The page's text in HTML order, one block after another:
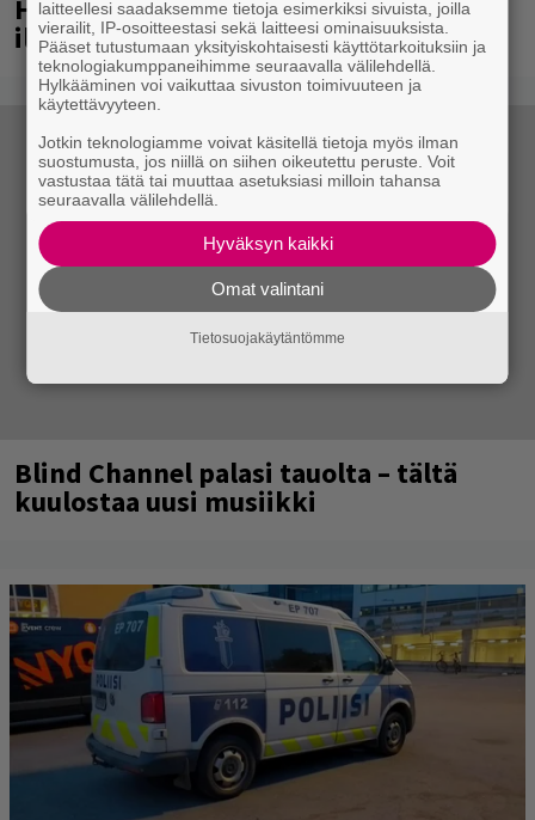
Helsingissä 10-vuotista taivaltaan –
ilmaistapahtumassa loistoesiintyjät
Blind Channel palasi tauolta – tältä
kuulostaa uusi musiikki
laitteellesi saadaksemme tietoja esimerkiksi sivuista, joilla
vierailit, IP-osoitteestasi sekä laitteesi ominaisuuksista.
Pääset tutustumaan yksityiskohtaisesti käyttötarkoituksiin ja
teknologiakumppaneihimme seuraavalla välilehdellä.
Hylkääminen voi vaikuttaa sivuston toimivuuteen ja
käytettävyyteen.
Jotkin teknologiamme voivat käsitellä tietoja myös ilman
suostumusta, jos niillä on siihen oikeutettu peruste. Voit
vastustaa tätä tai muuttaa asetuksiasi milloin tahansa
seuraavalla välilehdellä.
Hyväksyn kaikki
Omat valintani
Tietosuojakäytäntömme